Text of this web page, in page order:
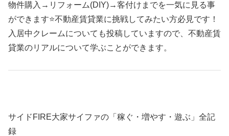
物件購入→リフォーム(DIY)→客付けまでを一気に見る事
ができます⭐不動産賃貸業に挑戦してみたい方必見です！
入居中クレームについても投稿していますので、不動産賃
貸業のリアルについて学ぶことができます。
サイドFIRE大家サイファの「稼ぐ・増やす・遊ぶ」全記
録